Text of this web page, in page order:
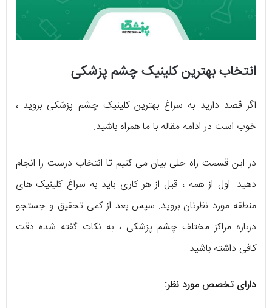
انتخاب بهترین کلینیک چشم پزشکی
اگر قصد دارید به سراغ بهترین کلینیک چشم پزشکی بروید ،
خوب است در ادامه مقاله با ما همراه باشید.
در این قسمت راه حلی بیان می کنیم تا انتخاب درست را انجام
دهید. اول از همه ، قبل از هر کاری باید به سراغ کلینیک های
منطقه مورد نظرتان بروید. سپس بعد از کمی تحقیق و جستجو
درباره مراکز مختلف چشم پزشکی ، به نکات گفته شده دقت
کافی داشته باشید.
دارای تخصص مورد نظر: